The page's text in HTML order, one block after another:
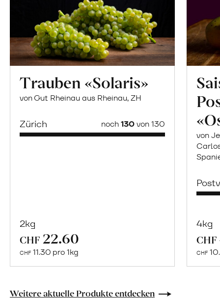
Trauben «Solaris»
von Gut Rheinau aus Rheinau, ZH
Zürich noch130von 130
2kg
CHF 22.60
CHF 11.30 pro 1kg
Riedackerhof
von
4kg
CHF
CHF
Weitere aktuelle Produkte entdecken